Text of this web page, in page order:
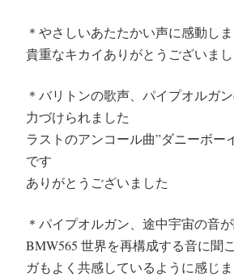
＊やさしいあたたかい声に感動しま
貴重なキカイありがとうございまし
＊バリトンの歌声、パイプオルガン
力づけられました
ラストのアンコール曲”ダニーボー
です
ありがとうございました
＊パイプオルガン、途中宇宙の音
BMW565 世界を再構成する音に
ガもよく共感しているように感じ